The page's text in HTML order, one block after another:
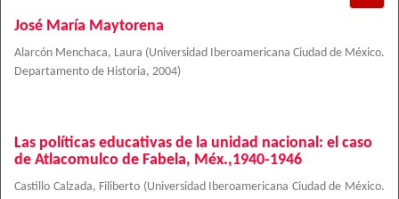
José María Maytorena
Alarcón Menchaca, Laura (Universidad Iberoamericana Ciudad de México.
Departamento de Historia, 2004)
Las políticas educativas de la unidad nacional: el caso
de Atlacomulco de Fabela, Méx.,1940-1946
Castillo Calzada, Filiberto (Universidad Iberoamericana Ciudad de México.